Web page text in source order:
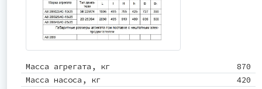
Масса агрегата, кг
870
Масса насоса, кг
420